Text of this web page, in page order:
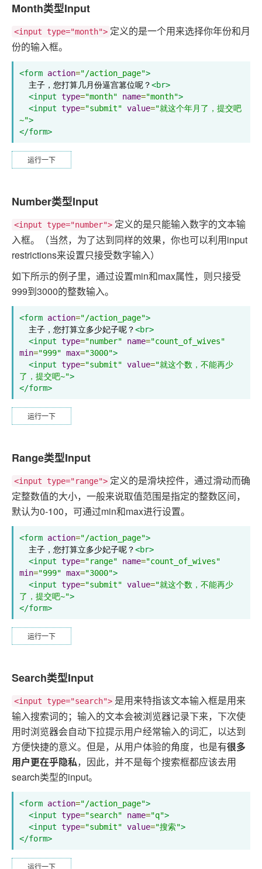
Month类型Input
<input type="month"> 定义的是一个用来选择你年份和月
份的输入框。
<form action="/action_page">
  主子，您打算几月份逼宫篡位呢？
<br>
<input type="month" name="month">
<input type="submit" value="就这个年月了，提交吧
~">
</form>
运行一下
Number类型Input
<input type="number"> 定义的是只能输入数字的文本输
入框。（当然，为了达到同样的效果，你也可以利用input
restrictions来设置只接受数字输入）
如下所示的例子里，通过设置min和max属性，则只接受
999到3000的整数输入。
<form action="/action_page">
  主子，您打算立多少妃子呢？
<br>
<input type="number" name="count_of_wives"
min="999" max="3000">
<input type="submit" value="就这个数，不能再少
了，提交吧~">
</form>
运行一下
Range类型Input
<input type="range"> 定义的是滑块控件，通过滑动而确
定整数值的大小，一般来说取值范围是指定的整数区间，
默认为0-100，可通过min和max进行设置。
<form action="/action_page">
  主子，您打算立多少妃子呢？
<br>
<input type="range" name="count_of_wives"
min="999" max="3000">
<input type="submit" value="就这个数，不能再少
了，提交吧~">
</form>
运行一下
Search类型Input
<input type="search"> 是用来特指该文本输入框是用来
输入搜索词的；输入的文本会被浏览器记录下来，下次使
用时浏览器会自动下拉提示用户经常输入的词汇，以达到
方便快捷的意义。但是，从用户体验的角度，也是有很多
用户更在乎隐私，因此，并不是每个搜索框都应该去用
search类型的input。
<form action="/action_page">
<input type="search" name="q">
<input type="submit" value="搜索">
</form>
运行一下